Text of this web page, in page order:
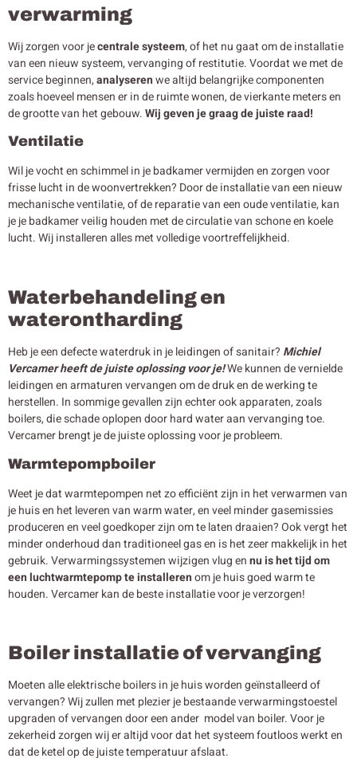
verwarming
Wij zorgen voor jecentrale systeem, of het nu gaat om de installatie
van een nieuw systeem, vervanging of restitutie. Voordat we met de
service beginnen,analyserenwe altijd belangrijke componenten
zoals hoeveel mensen er in de ruimte wonen, de vierkante meters en
de grootte van het gebouw.Wij geven je graag de juiste raad!
Ventilatie
Wil je vocht en schimmel in je badkamer vermijden en zorgen voor
frisse lucht in de woonvertrekken? Door de installatie van een nieuw
mechanische ventilatie, of de reparatie van een oude ventilatie, kan
je je badkamer veilig houden met de circulatie van schone en koele
lucht. Wij installeren alles met volledige voortreffelijkheid.
Waterbehandeling en
waterontharding
Heb je een defecte waterdruk in je leidingen of sanitair? Michiel
Vercamer heeft de juiste oplossing voor je!We kunnen de vernielde
leidingen en armaturen vervangen om de druk en de werking te
herstellen. In sommige gevallen zijn echter ook apparaten, zoals
boilers, die schade oplopen door hard water aan vervanging toe.
Vercamer brengt je de juiste oplossing voor je probleem.
Warmtepompboiler
Weet je dat warmtepompen net zo efficiënt zijn in het verwarmen van
je huis en het leveren van warm water, en veel minder gasemissies
produceren en veel goedkoper zijn om te laten draaien? Ook vergt het
minder onderhoud dan traditioneel gas en is het zeer makkelijk in het
gebruik. Verwarmingssystemen wijzigen vlug ennu is het tijd om
een luchtwarmtepomp te installerenom je huis goed warm te
houden. Vercamer kan de beste installatie voor je verzorgen!
Boiler installatie of vervanging
Moeten alle elektrische boilers in je huis worden geïnstalleerd of
vervangen? Wij zullen met plezier je bestaande verwarmingstoestel
upgraden of vervangen door een ander model van boiler. Voor je
zekerheid zorgen wij er altijd voor dat het systeem foutloos werkt en
dat de ketel op de juiste temperatuur afslaat.